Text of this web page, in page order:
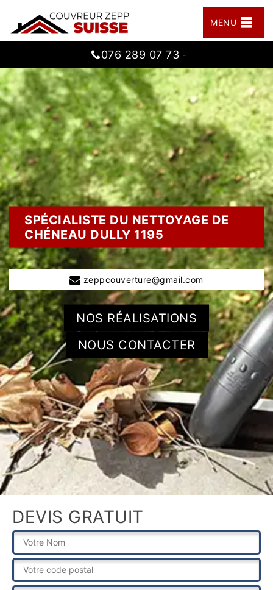
MENU
076 289 07 73 -
SPÉCIALISTE DU NETTOYAGE DE
CHÉNEAU DULLY 1195
zeppcouverture@gmail.com
NOS RÉALISATIONS
NOUS CONTACTER
DEVIS GRATUIT